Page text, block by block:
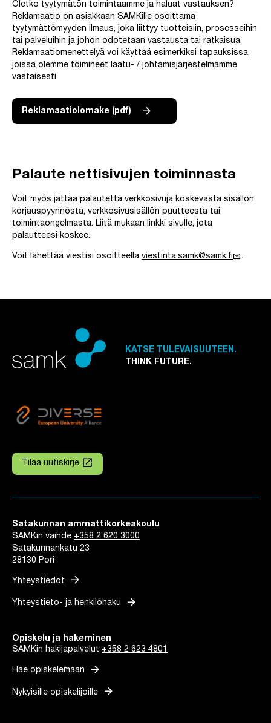
Oletko tyytymätön toimintaamme ja haluat vastauksen?
Reklamaatio on asiakkaan SAMKille osoittama
tyytymättömyyden ilmaus, joka liittyy tuotteisiin, prosesseihin
tai palveluihin ja johon odotetaan vastausta tai ratkaisua.
Reklamaatiomenettelyä voi käyttää esimerkiksi tapauksissa,
joissa olemme toimineet laatu- / johtamisjärjestelmämme
vastaisesti.
Reklamaatiolomake (pdf)
Palaute nettisivujen toiminnasta
Voit myös jättää palautetta verkkosivuja koskevasta sisällön
korjauspyynnöstä, verkkosivusisällön puutteesta tai
toimintaongelmasta. Liitä mukaan linkki sivulle, jota
palautteesi koskee.
Voit lähettää viestisi osoitteella viestinta.samk@samk.fimail.
KATSE TULEVAISUUTEEN.
THINK FUTURE.
Tilaa uutiskirje
Linkki avautuu uuteen välilehteen
launch
Satakunnan ammattikorkeakoulu
SAMKin vaihde +358 2 620 3000
Satakunnankatu 23
28130 Pori
Yhteystiedot arrow_forward
Yhteystieto- ja henkilöhaku arrow_forward
Opiskelu ja hakeminen
SAMKin hakijapalvelut +358 2 623 4801
Hae opiskelemaan arrow_forward
Nykyisille opiskelijoille arrow_forward